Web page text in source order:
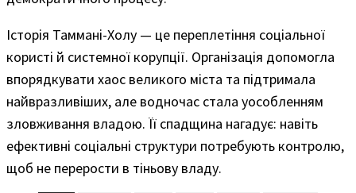
Історія Таммані-Холу — це переплетіння соціальної
користі й системної корупції. Організація допомогла
впорядкувати хаос великого міста та підтримала
найвразливіших, але водночас стала уособленням
зловживання владою. Її спадщина нагадує: навіть
ефективні соціальні структури потребують контролю,
щоб не перерости в тіньову владу.